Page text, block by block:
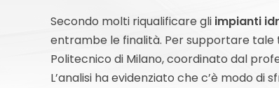
Secondo molti riqualificare gli impianti
entrambe le finalità. Per supportare tale
Politecnico di Milano, coordinato dal
L’analisi ha evidenziato che c’è modo di